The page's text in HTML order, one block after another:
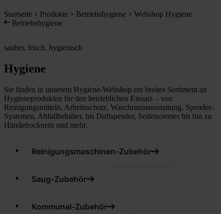
Startseite Produkte Betriebshygiene
Webshop Hygiene
Betriebshygiene
sauber, frisch, hygienisch
Hygiene
Sie finden in unserem Hygiene-Webshop ein breites Sortiment an
Hygieneprodukten für den betrieblichen Einsatz – von
Reinigungsmitteln, Arbeitsschutz, Waschraumausstattung, Spender-
Systemen, Abfallbehälter, bis Duftspender, Seifencremes bis hin zu
Händetrocknern und mehr.
Reinigungsmaschinen-Zubehör
Saug-Zubehör
Kommunal-Zubehör